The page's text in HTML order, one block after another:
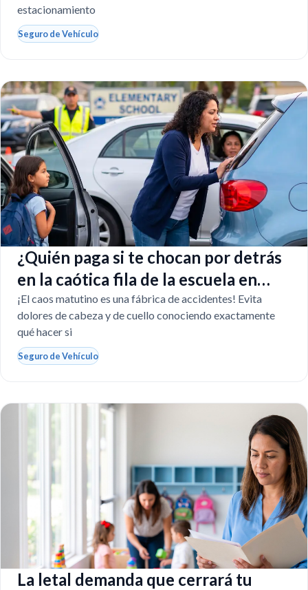
estacionamiento
Seguro de Vehículo
¿Quién paga si te chocan por detrás
en la caótica fila de la escuela en
Florida?
¡El caos matutino es una fábrica de accidentes! Evita
dolores de cabeza y de cuello conociendo exactamente
qué hacer si
Seguro de Vehículo
La letal demanda que cerrará tu